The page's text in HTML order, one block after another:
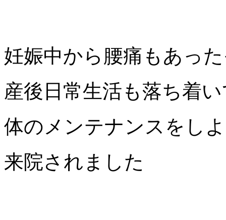
妊娠中から腰痛もあっ
産後日常生活も落ち着
体のメンテナンスをし
来院されました